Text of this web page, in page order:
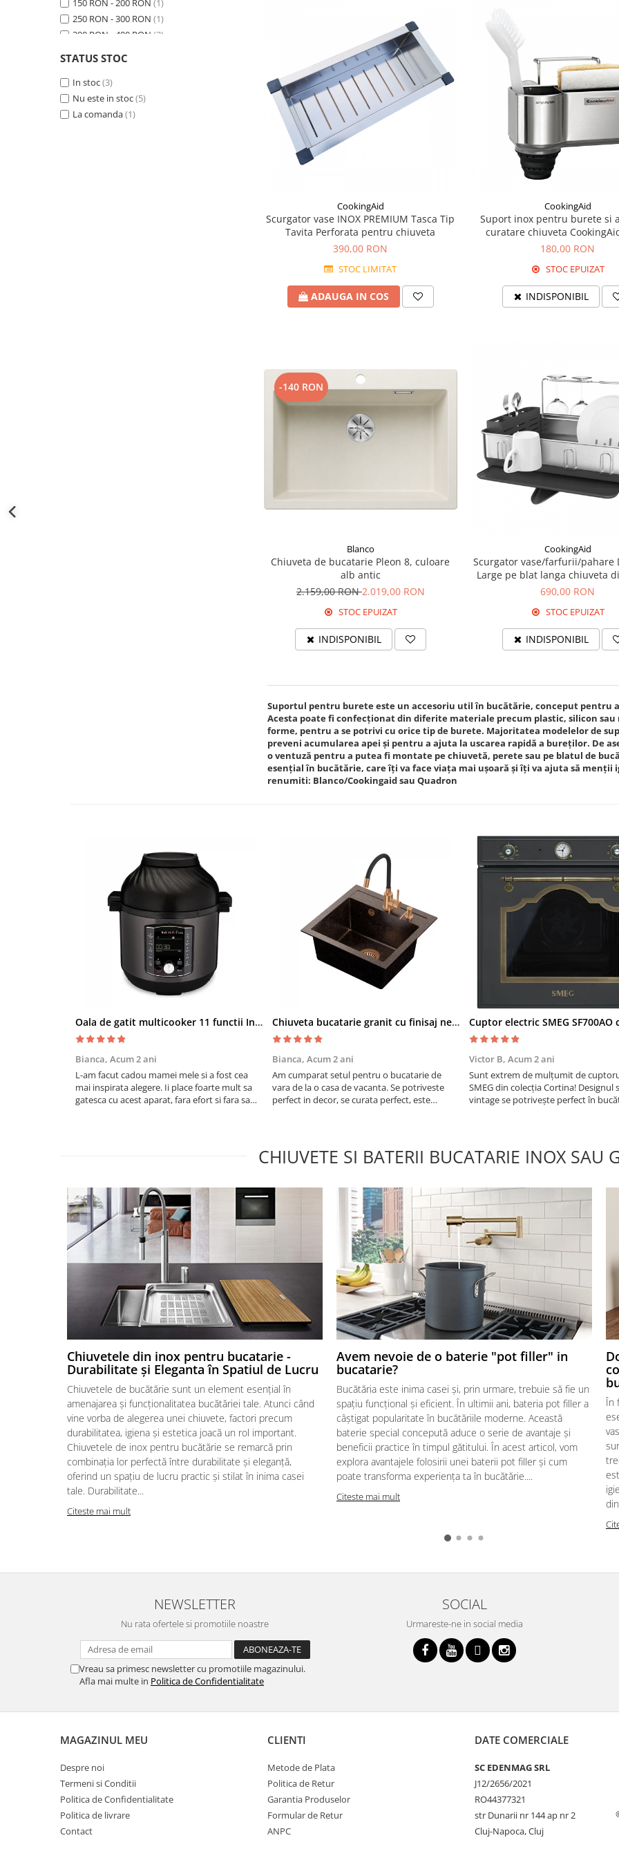
150 RON - 200 RON (1)
250 RON - 300 RON (1)
300 RON - 400 RON (3)
STATUS STOC
In stoc(3)
Nu este in stoc(5)
La comanda(1)
CookingAid
Scurgator vase INOX PREMIUM Tasca Tip
Tavita Perforata pentru chiuveta
390,00 RON
STOC LIMITAT
ADAUGA IN COS
CookingAid
Suport inox pentru burete si
curatare chiuveta
180,00 RON
STOC EPUIZAT
INDISPONIBIL
-140 RON
Blanco
Chiuveta de bucatarie Pleon 8, culoare
alb antic
2.159,00 RON2.019,00 RON
STOC EPUIZAT
INDISPONIBIL
CookingAid
Scurgator vase/farfurii/pahare
Large pe blat langa chiuveta
ABS
690,00 RON
STOC EPUIZAT
INDISPONIBIL
Suportul pentru burete este un accesoriu util în bucătărie, conceput pentru
Acesta poate fi confecționat din diferite materiale precum plastic, silicon
forme, pentru a se potrivi cu orice tip de burete. Majoritatea modelelor de
preveni acumularea apei și pentru a ajuta la uscarea rapidă a bureților. De
o ventuză pentru a putea fi montate pe chiuvetă, perete sau pe blatul de
esențial în bucătărie, care îți va face viața mai ușoară și îți va ajuta să menții
renumiti: Blanco/Cookingaid sau Quadron
Oala de gatit multicooker 11 functii Instant Pot Pro Crisp 8 + Air Fryer 7.6 lt
Bianca, Acum 2 ani
L-am facut cadou mamei mele si a fost cea
mai inspirata alegere. Ii place foarte mult sa
gatesca cu acest aparat, fara efort si fara sa
Chiuveta bucatarie granit cu finisaj negru perlat/cupru Steingran Art Copper cu dozator si baterie Quadron
Bianca, Acum 2 ani
Am cumparat setul pentru o bucatarie de
vara de la o casa de vacanta. Se potriveste
perfect in decor, se curata perfect, este
Victor B, Acum 2 ani
Sunt extrem de mulțumit de
SMEG din colecția Cortina! Designul
vintage se potrivește perfect în
CHIUVETE SI BATERII BUCATARIE INOX SAU
Chiuvetele din inox pentru bucatarie -
Durabilitate și Eleganta în Spatiul de Lucru
Chiuvetele de bucătărie sunt un element esențial în
amenajarea și funcționalitatea bucătăriei tale. Atunci când
vine vorba de alegerea unei chiuvete, factori precum
durabilitatea, igiena și estetica joacă un rol important.
Chiuvetele de inox pentru bucătărie se remarcă prin
combinația lor perfectă între durabilitate și eleganță,
oferind un spațiu de lucru practic și stilat în inima casei
tale. Durabilitate...
Citeste mai mult
Avem nevoie de o baterie "pot filler" in
bucatarie?
Bucătăria este inima casei și, prin urmare, trebuie să fie un
spațiu funcțional și eficient. În ultimii ani, bateria pot filler a
câștigat popularitate în bucătăriile moderne. Această
baterie special concepută aduce o serie de avantaje și
beneficii practice în timpul gătitului. În acest articol, vom
explora avantajele folosirii unei baterii pot filler și cum
poate transforma experiența ta în bucătărie....
Citeste mai mult
În
NEWSLETTER
Nu rata ofertele si promotiile noastre
Vreau sa primesc newsletter cu promotiile magazinului.
Afla mai multe in Politica de Confidentialitate
SOCIAL
Urmareste-ne in social media
MAGAZINUL MEU
Despre noi
Termeni si Conditii
Politica de Confidentialitate
Politica de livrare
Contact
CLIENTI
Metode de Plata
Politica de Retur
Garantia Produselor
Formular de Retur
ANPC
DATE COMERCIALE
SC EDENMAG SRL
J12/2656/2021
RO44377321
str Dunarii nr 144 ap nr 2
Cluj-Napoca, Cluj